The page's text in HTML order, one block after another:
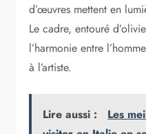
d’œuvres mettent en
Le cadre, entouré
l’harmonie entre
à l’artiste.
Lire aussi :
Les